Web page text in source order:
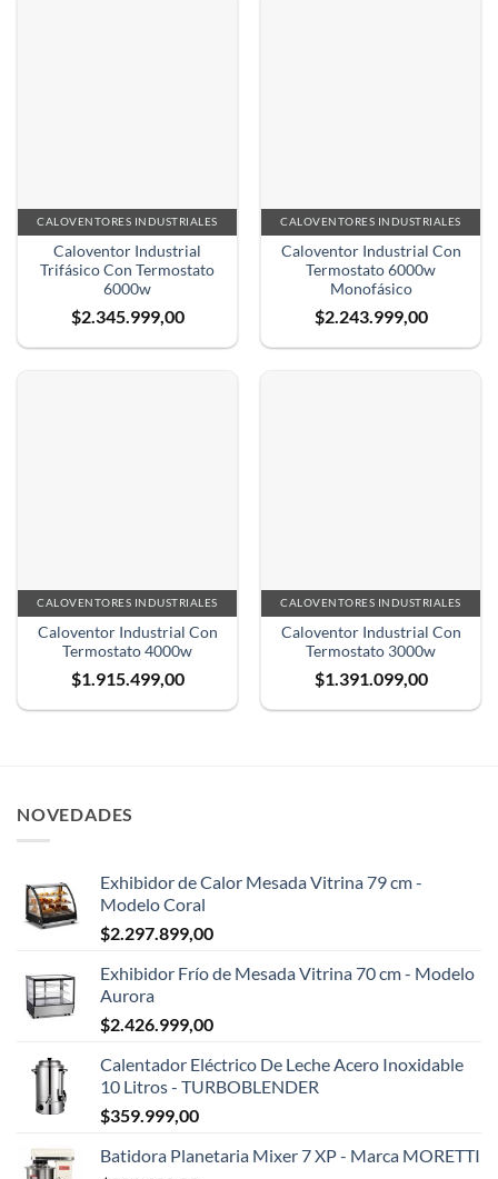
CALOVENTORES INDUSTRIALES
Caloventor Industrial
Trifásico Con Termostato
6000w
$2.345.999,00
CALOVENTORES INDUSTRIALES
Caloventor Industrial Con
Termostato 6000w
Monofásico
$2.243.999,00
CALOVENTORES INDUSTRIALES
Caloventor Industrial Con
Termostato 4000w
$1.915.499,00
CALOVENTORES INDUSTRIALES
Caloventor Industrial Con
Termostato 3000w
$1.391.099,00
NOVEDADES
Exhibidor de Calor Mesada Vitrina 79 cm -
Modelo Coral
$2.297.899,00
Exhibidor Frío de Mesada Vitrina 70 cm - Modelo
Aurora
$2.426.999,00
Calentador Eléctrico De Leche Acero Inoxidable
10 Litros - TURBOBLENDER
$359.999,00
Batidora Planetaria Mixer 7 XP - Marca MORETTI